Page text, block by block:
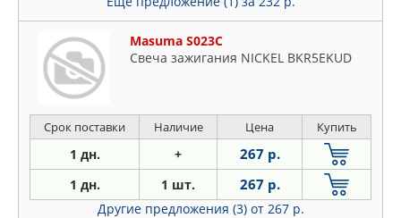
Masuma S023C
Свеча зажигания NICKEL BKR5EKUD
Срок поставки Наличие Цена Купить
1 дн. + 267 р.
1 дн. 1 шт. 267 р.
Другие предложения (3) от 267 р.